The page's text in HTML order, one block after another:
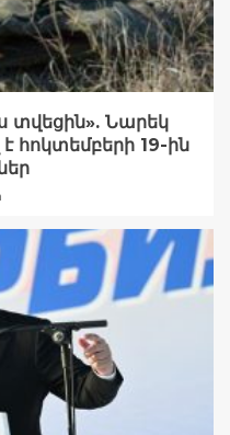
տվեցին». Նարեկ
հոկտեմբերի 19-ին